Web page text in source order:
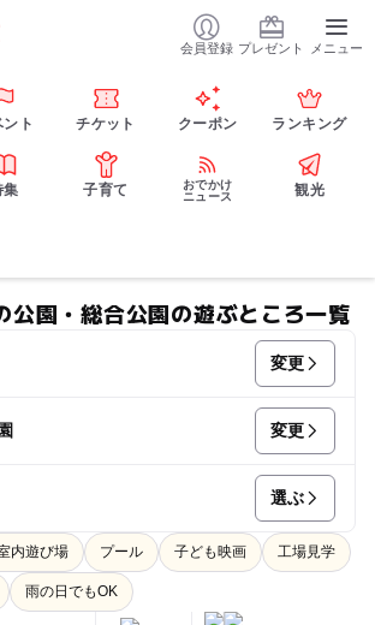
会員登録 プレゼント メニュー
ント チケット クーポン ランキング
集 子育て
おでかけ
ニュース
観光
公園・総合公園の遊ぶところ一覧
変更
変更
選ぶ
内遊び場 プール 子ども映画 工場見学
雨の日でもOK